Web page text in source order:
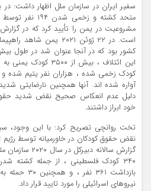
متحد کشته و
مشروعیت در یمن را تأیید کرد که در
است. در ۲۲ ژوئن ۲۰۲۱
کشور بود که در آنجا عنوان شد در طول
کودک زخمی شده ، هزاران نفر یتیم شده و
آواره شده اند. آنها همچنین نارضایتی
دلیل عدم انعکاس صحیح نقض شدید
خود ابراز داشتند.
تخت روانچی تصریح کرد: با این وجود،
نقض حقوق کودکان در خاورمیانه توسط
بازداشت
نیروهای اسرائیلی را مورد تایید قرار داد.